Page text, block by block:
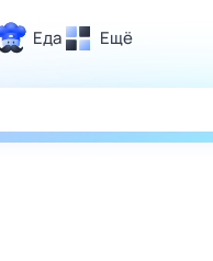
Еда Ещё
и отдых